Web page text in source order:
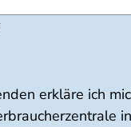
erkläre ich